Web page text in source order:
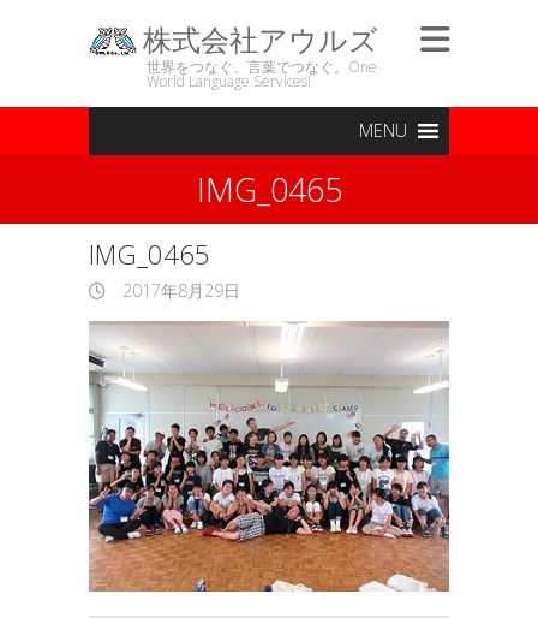
株式会社アウルズ
世界をつなぐ、言葉でつなぐ。One
World Language Services!
MENU
IMG_0465
IMG_0465
2017年8月29日